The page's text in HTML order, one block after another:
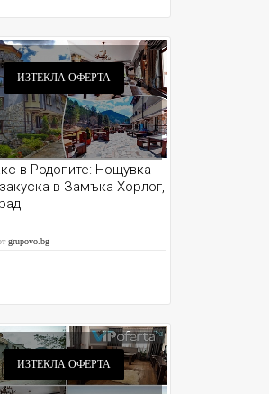
ИЗТЕКЛА ОФЕРТА
в Родопите: Нощувка
в Замъка Хорлог,
grupovo.bg
ИЗТЕКЛА ОФЕРТА